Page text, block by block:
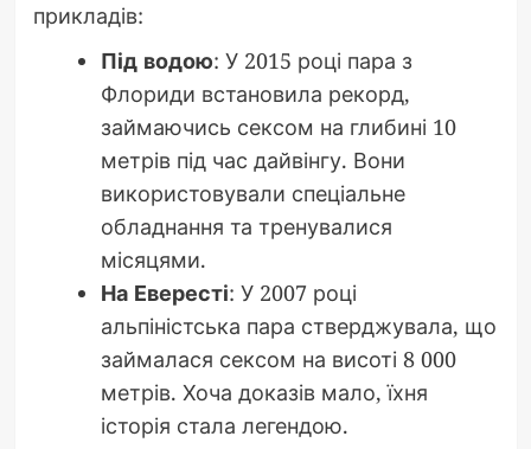
прикладів:
Під водою: У 2015 році пара з
Флориди встановила рекорд,
займаючись сексом на глибині 10
метрів під час дайвінгу. Вони
використовували спеціальне
обладнання та тренувалися
місяцями.
На Евересті: У 2007 році
альпіністська пара стверджувала, що
займалася сексом на висоті 8 000
метрів. Хоча доказів мало, їхня
історія стала легендою.